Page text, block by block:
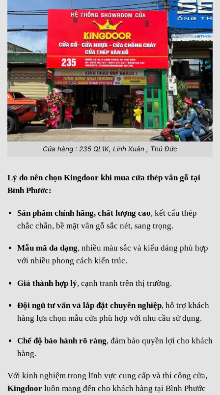
Cửa hàng : 235 QL1K, Linh Xuân , Thủ Đức
Lý do nên chọn Kingdoor khi mua cửa thép vân gỗ tại
Bình Phước:
Sản phẩm chính hãng, chất lượng cao, kết cấu thép
chắc chắn, bề mặt vân gỗ sắc nét, sang trọng.
Mẫu mã đa dạng, nhiều màu sắc và kiểu dáng phù hợp
với nhiều phong cách kiến trúc.
Giá thành hợp lý, cạnh tranh trên thị trường.
Đội ngũ tư vấn và lắp đặt chuyên nghiệp, hỗ trợ khách
hàng lựa chọn mẫu cửa phù hợp với nhu cầu sử dụng.
Chế độ bảo hành rõ ràng, đảm bảo quyền lợi cho khách
hàng.
Với kinh nghiệm trong lĩnh vực cung cấp và thi công cửa,
Kingdoor luôn mang đến cho khách hàng tại Bình Phước